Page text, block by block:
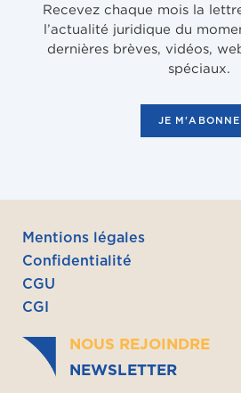
Recevez chaque mois la
l’actualité juridique du
dernières brèves, vidéos,
spéciaux.
JE M'ABONNE
Mentions légales
Confidentialité
CGU
CGI
NOUS REJOINDRE
NEWSLETTER